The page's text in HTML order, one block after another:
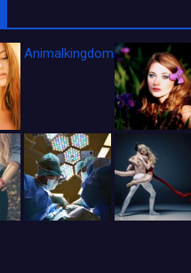
Animalkingdom_FichaCine